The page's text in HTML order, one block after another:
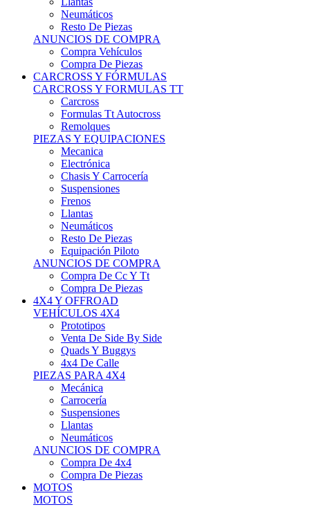
Resto De Piezas
ANUNCIOS DE COMPRA
Compra Vehículos
Compra De Piezas
CARCROSS Y FÓRMULAS
CARCROSS Y FORMULAS TT
Carcross
Formulas Tt Autocross
Remolques
PIEZAS Y EQUIPACIONES
Mecanica
Electrónica
Chasis Y Carrocería
Suspensiones
Frenos
Llantas
Neumáticos
Resto De Piezas
Equipación Piloto
ANUNCIOS DE COMPRA
Compra De Cc Y Tt
Compra De Piezas
4X4 Y OFFROAD
VEHÍCULOS 4X4
Prototipos
Venta De Side By Side
Quads Y Buggys
4x4 De Calle
PIEZAS PARA 4X4
Mecánica
Carrocería
Suspensiones
Llantas
Neumáticos
ANUNCIOS DE COMPRA
Compra De 4x4
Compra De Piezas
MOTOS
MOTOS
Motos De Circuito